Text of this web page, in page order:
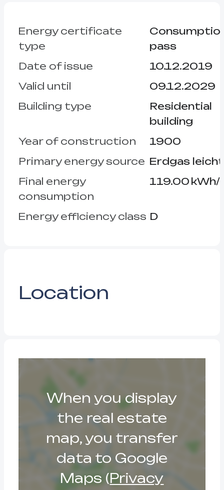
Energy certificate
type
pass
Date of issue
10.12.2019
Valid until
09.12.2029
Building type
Residential
building
Year of construction
1900
Primary energy source Erdgas leicht
Final energy
consumption
119.00 kWh/
Energy efficiency class D
Location
When you display
the real estate
map, you transfer
data to Google
Maps (Privacy